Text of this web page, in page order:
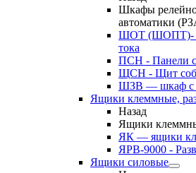
Шкафы
автоматики
ШОТ (ШОПТ)-
тока
ПСН - Панели
ЩСН - Щит
ШЗВ — шкаф с
Ящики клеммные,
Назад
Ящики
ЯК — ящики
ЯРВ-9000 -
Ящики силовые